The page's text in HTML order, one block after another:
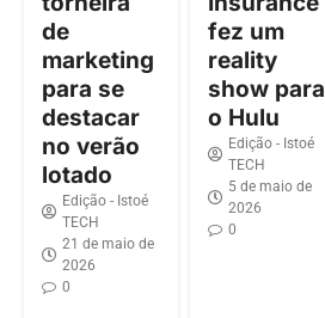
de
marketing
para se
destacar
no verão
lotado
Edição - Istoé
TECH
21 de maio de
2026
0
fez um
reality
show para
o Hulu
Edição - Istoé
TECH
5 de maio de
2026
0